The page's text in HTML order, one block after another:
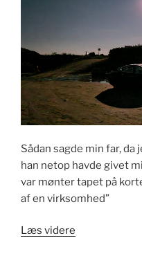
Sådan sagde min far,
han netop havde givet
var mønter tapet på
af en virksomhed”
Læs videre